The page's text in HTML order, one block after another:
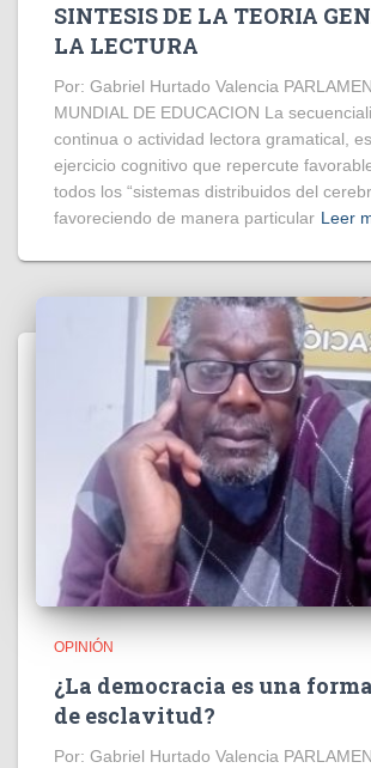
SINTESIS DE LA TEORIA
LA LECTURA
Por: Gabriel Hurtado Valencia
MUNDIAL DE EDUCACION La
continua o actividad lectora gramatical,
ejercicio cognitivo que repercute
todos los “sistemas distribuidos del
favoreciendo de manera particular Leer
OPINIÓN
¿La democracia es una
de esclavitud?
Por: Gabriel Hurtado Valencia